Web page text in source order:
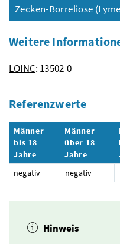
Zecken-Borreliose
Weitere
LOINC: 13502-0
Referenzwerte
Männer
bis 18
Jahre
Männer
über 18
Jahre
negativ
negativ
Hinweis